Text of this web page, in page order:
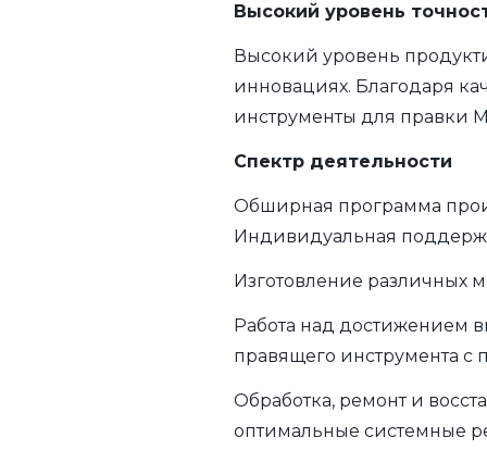
Высокий уровень
Высокий уровень
инновациях. Благодаря
инструменты для правки
Спектр деятельности
Обширная программа
Индивидуальная
Изготовление различных
Работа над достижением
правящего инструмента с
Обработка, ремонт и
оптимальные системные